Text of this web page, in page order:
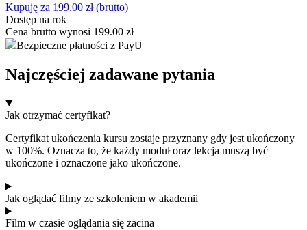
Kupuję za 199.00 zł (brutto)
Dostęp na rok
Cena brutto wynosi 199.00 zł
Bezpieczne płatności z PayU
Najczęściej zadawane pytania
Jak otrzymać certyfikat?
Certyfikat ukończenia kursu zostaje przyznany gdy jest ukończony
w 100%. Oznacza to, że każdy moduł oraz lekcja muszą być
ukończone i oznaczone jako ukończone.
Jak oglądać filmy ze szkoleniem w akademii
Film w czasie oglądania się zacina